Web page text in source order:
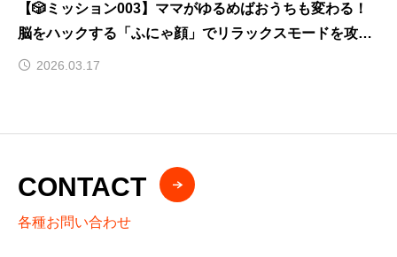
【🎲ミッション003】ママがゆるめばおうちも変わる！
脳をハックする「ふにゃ顔」でリラックスモードを攻略
✨ 2026.03.17
CONTACT
各種お問い合わせ